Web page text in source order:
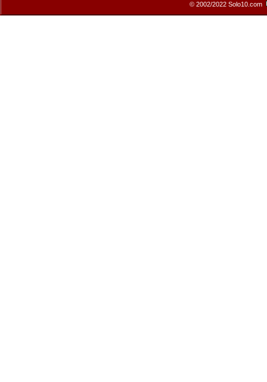
© 2002/2022 Solo10.com